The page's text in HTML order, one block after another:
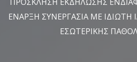
ΕΝΑΡΞΗ ΣΥΝΕΡΓΑΣΙΑ ΜΕ ΙΔΙΩΤΗ
ΕΣΩΤΕΡΙΚΗΣ